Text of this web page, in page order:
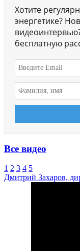
Хотите
энергетике?
бесплатную
Все видео
1 2 3 4 5
Дмитрий Захаров,